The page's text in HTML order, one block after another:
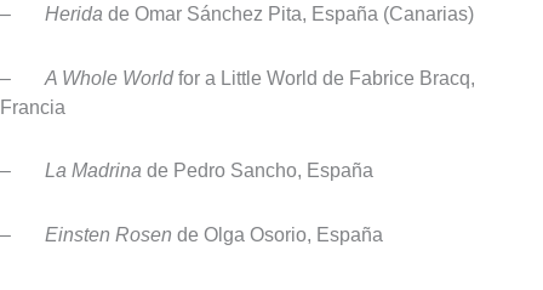
– Herida de Omar Sánchez Pita, España (Canarias)
– A Whole Worldfor a Little World de Fabrice Bracq,
Francia
– La Madrina de Pedro Sancho, España
– Einsten Rosen de Olga Osorio, España